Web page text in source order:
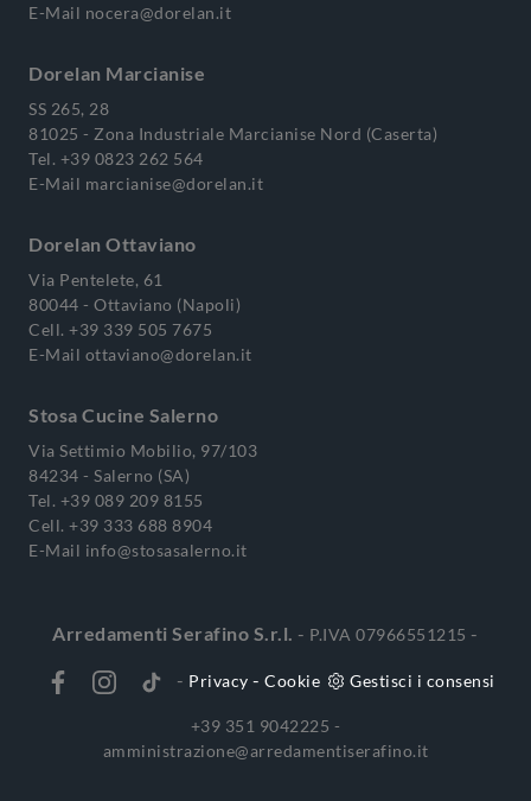
E-Mail nocera@dorelan.it
Dorelan Marcianise
SS 265, 28
81025 - Zona Industriale Marcianise Nord (Caserta)
Tel. +39 0823 262 564
E-Mail marcianise@dorelan.it
Dorelan Ottaviano
Via Pentelete, 61
80044 - Ottaviano (Napoli)
Cell. +39 339 505 7675
E-Mail ottaviano@dorelan.it
Stosa Cucine Salerno
Via Settimio Mobilio, 97/103
84234 - Salerno (SA)
Tel. +39 089 209 8155
Cell. +39 333 688 8904
E-Mail info@stosasalerno.it
Arredamenti Serafino S.r.l. - P.IVA 07966551215 -
- Privacy - Cookie Gestisci i consensi
+39 351 9042225 -
amministrazione@arredamentiserafino.it